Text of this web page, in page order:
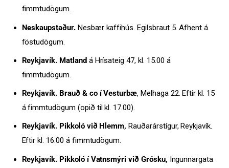
fimmtudögum.
Neskaupstaður.Nesbær kaffihús. Egilsbraut 5. Afhent á
föstudögum.
Reykjavík. Matland á Hrísateig 47, kl. 15.00 á
fimmtudögum.
Reykjavík. Brauð & co í Vesturbæ, Melhaga 22. Eftir kl. 15
á fimmtudögum (opið til kl. 17.00).
Reykjavík. Pikkoló við Hlemm, Rauðarárstígur, Reykjavík.
Eftir kl. 16.00 á fimmtudögum.
Reykjavík. Pikkoló í Vatnsmýri við Grósku, Ingunnargata